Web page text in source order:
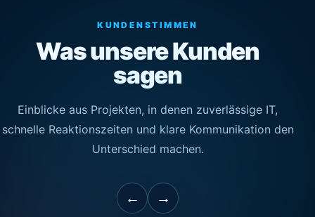
KUNDENSTIMMEN
Was unsere Kunden
sagen
Einblicke aus Projekten, in denen zuverlässige IT,
schnelle Reaktionszeiten und klare Kommunikation den
Unterschied machen.
← →